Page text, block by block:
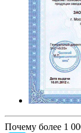
Почему более 1